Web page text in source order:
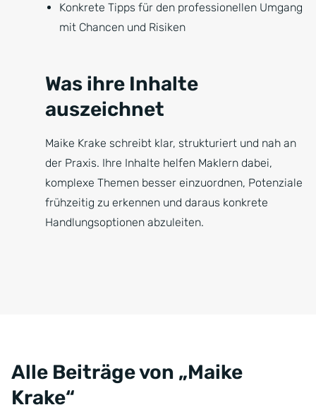
Konkrete Tipps für den professionellen Umgang
mit Chancen und Risiken
Was ihre Inhalte
auszeichnet
Maike Krake schreibt klar, strukturiert und nah an
der Praxis. Ihre Inhalte helfen Maklern dabei,
komplexe Themen besser einzuordnen, Potenziale
frühzeitig zu erkennen und daraus konkrete
Handlungsoptionen abzuleiten.
Alle Beiträge von „Maike
Krake“